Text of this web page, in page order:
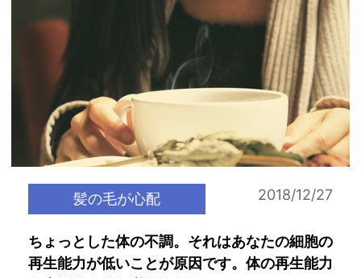
髪の毛が心配 2018/12/27
ちょっとした体の不調。それはあなたの細胞の
再生能力が低いことが原因です。体の再生能力